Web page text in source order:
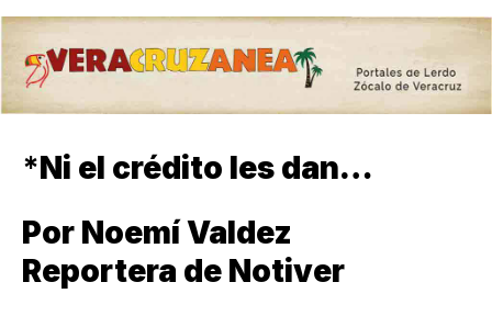
*Ni el crédito les dan…
Por Noemí Valdez
Reportera de Notiver